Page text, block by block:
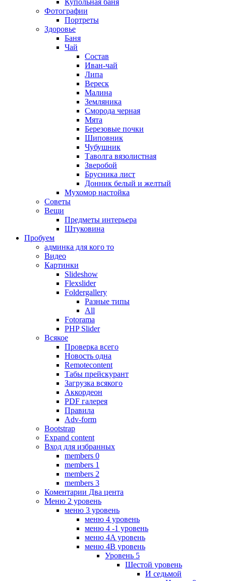
Купольная баня
Фотографии
Портреты
Здоровье
Баня
Чай
Состав
Иван-чай
Липа
Вереск
Малина
Земляника
Сморода черная
Мята
Березовые почки
Шиповник
Чубушник
Таволга вязолистная
Зверобой
Брусника лист
Донник белый и желтый
Мухомор настойка
Советы
Вещи
Предметы интерьера
Штуковина
Пробуем
админка для кого то
Видео
Картинки
Slideshow
Flexslider
Foldergallery
Разные типы
All
Fotorama
PHP Slider
Всякое
Проверка всего
Новость одна
Remotecontent
Табы прейскурант
Загрузка всякого
Аккордеон
PDF галерея
Правила
Adv-form
Bootstrap
Expand content
Вход для избранных
members 0
members 1
members 2
members 3
Коментарии Два цента
Меню 2 уровень
меню 3 уровень
меню 4 уровень
меню 4 -1 уровень
меню 4A уровень
меню 4B уровень
Уровень 5
Шестой уровень
И седьмой